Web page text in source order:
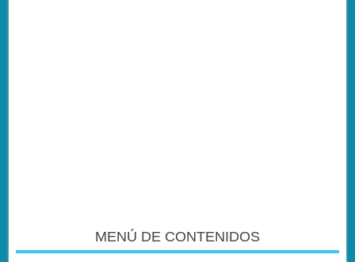
MENÚ DE CONTENIDOS